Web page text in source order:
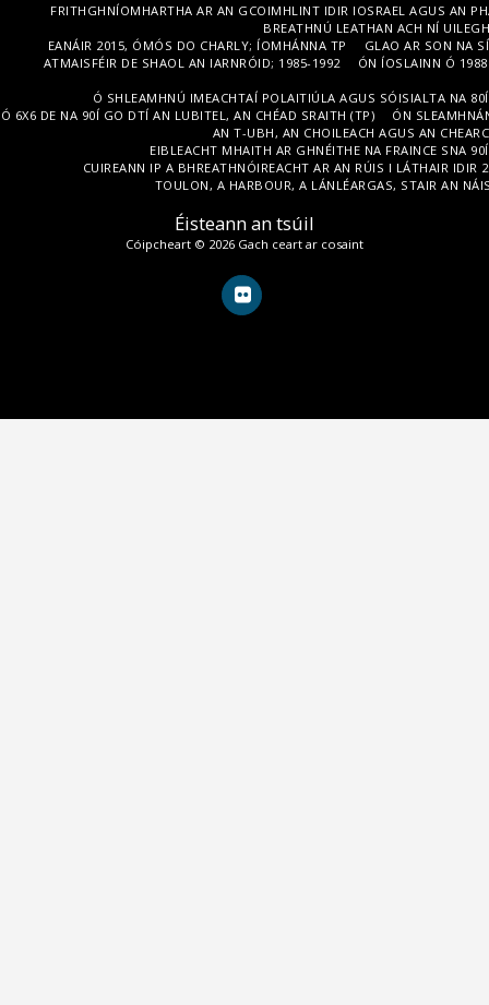
Éisteann an tsúil
Cóipcheart © 2026 Gach ceart ar cosaint
FRITHGHNÍOMHARTHA AR AN GCOIMHLINT IDIR IOSRAEL AGUS AN
BREATHNÚ LEATHAN ACH NÍ
EANÁIR 2015, ÓMÓS DO CHARLY; ÍOMHÁNNA TP
GLAO AR SON NA
ATMAISFÉIR DE SHAOL AN IARNRÓID; 1985-1992
ÓN ÍOSLAINN Ó
Ó SHLEAMHNÚ IMEACHTAÍ POLAITIÚLA AGUS SÓISIALTA NA
Ó 6X6 DE NA 90Í GO DTÍ AN LUBITEL, AN CHÉAD SRAITH (TP)
ÓN
AN T-UBH, AN CHOILEACH AGUS AN
EIBLEACHT MHAITH AR GHNÉITHE NA FRAINCE SNA
CUIREANN IP A BHREATHNÓIREACHT AR AN RÚIS I LÁTHAIR IDIR
TOULON, A HARBOUR, A LÁNLÉARGAS, STAIR AN